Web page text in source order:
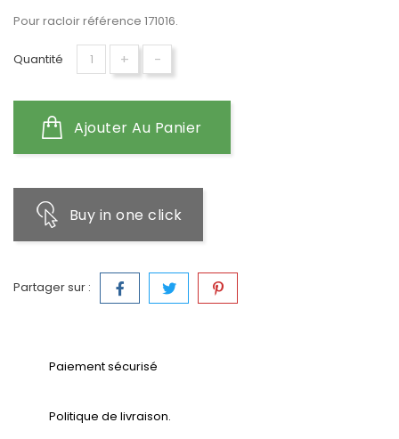
Pour racloir référence 171016.
Quantité + -
Ajouter Au Panier
Buy in one click
Partager sur :
Paiement sécurisé
Politique de livraison.